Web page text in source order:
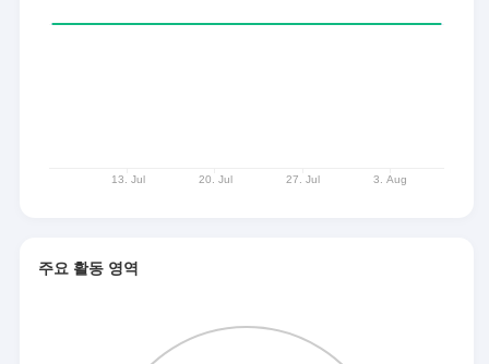
주요 활동 영역